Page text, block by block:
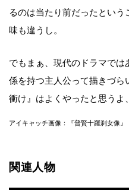
るのは当たり前だったとい
味も違うし。
でもまぁ、現代のドラマで
係を持つ主人公って描きづら
衝け』はよくやったと思うよ
アイキャッチ画像：『普賢十羅刹女像』
関連人物